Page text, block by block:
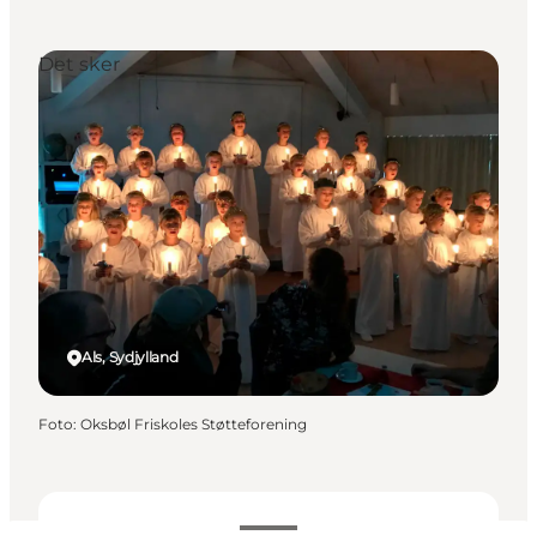
Als, Sydjylland
Det sker
Foto: Oksbøl Friskoles Støtteforening